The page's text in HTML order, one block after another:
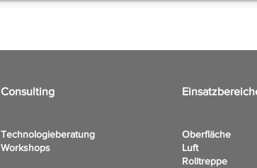
Consulting
Technologieberatung
Workshops
Oberfläche
Luft
Rolltreppe